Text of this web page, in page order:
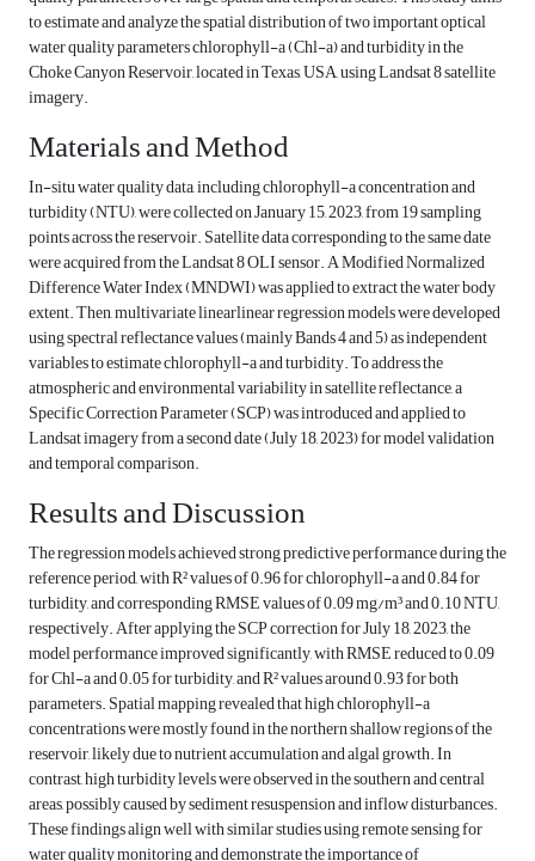
to estimate and analyze the spatial distribution of two important optical
water quality parameters chlorophyll-a (Chl-a) and turbidity in the
Choke Canyon Reservoir, located in Texas, USA, using Landsat 8 satellite
imagery.
Materials and Method
In-situ water quality data, including chlorophyll-a concentration and
turbidity (NTU), were collected on January 15, 2023, from 19 sampling
points across the reservoir. Satellite data corresponding to the same date
were acquired from the Landsat 8 OLI sensor. A Modified Normalized
Difference Water Index (MNDWI) was applied to extract the water body
extent. Then, multivariate linearlinear regression models were developed
using spectral reflectance values (mainly Bands 4 and 5) as independent
variables to estimate chlorophyll-a and turbidity. To address the
atmospheric and environmental variability in satellite reflectance, a
Specific Correction Parameter (SCP) was introduced and applied to
Landsat imagery from a second date (July 18, 2023) for model validation
and temporal comparison.
Results and Discussion
The regression models achieved strong predictive performance during the
reference period, with R² values of 0.96 for chlorophyll-a and 0.84 for
turbidity, and corresponding RMSE values of 0.09 mg/m³ and 0.10 NTU,
respectively. After applying the SCP correction for July 18, 2023, the
model performance improved significantly, with RMSE reduced to 0.09
for Chl-a and 0.05 for turbidity, and R² values around 0.93 for both
parameters. Spatial mapping revealed that high chlorophyll-a
concentrations were mostly found in the northern shallow regions of the
reservoir, likely due to nutrient accumulation and algal growth. In
contrast, high turbidity levels were observed in the southern and central
areas, possibly caused by sediment resuspension and inflow disturbances.
These findings align well with similar studies using remote sensing for